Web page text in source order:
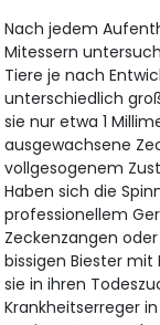
Nach jedem
Mitessern
Tiere je nach
unterschiedlich
sie nur etwa 1
ausgewachsene
vollgesogenem
Haben sich die
professionellem
Zeckenzangen
bissigen Biester
sie in ihren
Krankheitserreger